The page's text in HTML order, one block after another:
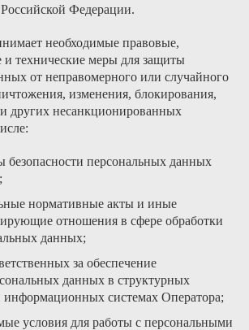
Российской Федерации.
необходимые правовые,
и технические меры для защиты
от неправомерного или случайного
изменения, блокирования,
других несанкционированных
безопасности персональных данных
нормативные акты и иные
отношения в сфере обработки
данных;
за обеспечение
данных в структурных
информационных системах Оператора;
условия для работы с персональными